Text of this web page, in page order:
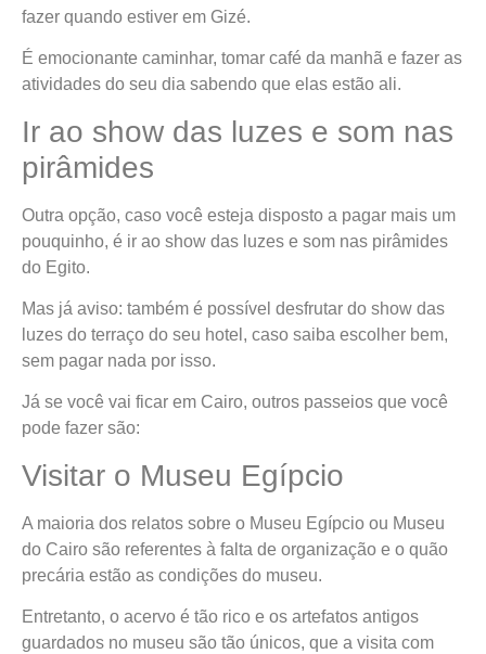
fazer quando estiver em Gizé.
É emocionante caminhar, tomar café da manhã e fazer as
atividades do seu dia sabendo que elas estão ali.
Ir ao show das luzes e som nas
pirâmides
Outra opção, caso você esteja disposto a pagar mais um
pouquinho, é ir ao show das luzes e som nas pirâmides
do Egito.
Mas já aviso: também é possível desfrutar do show das
luzes do terraço do seu hotel, caso saiba escolher bem,
sem pagar nada por isso.
Já se você vai ficar em Cairo, outros passeios que você
pode fazer são:
Visitar o Museu Egípcio
A maioria dos relatos sobre o Museu Egípcio ou Museu
do Cairo são referentes à falta de organização e o quão
precária estão as condições do museu.
Entretanto, o acervo é tão rico e os artefatos antigos
guardados no museu são tão únicos, que a visita com